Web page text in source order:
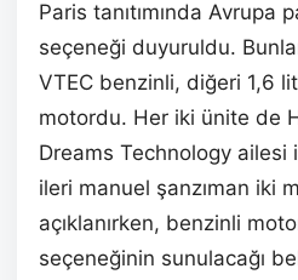
Paris tanıtımında Avrupa
seçeneği duyuruldu.
VTEC benzinli, diğeri 1,6
motordu. Her iki ünite de
Dreams Technology ailesi
ileri manuel şanzıman iki
açıklanırken, benzinli
seçeneğinin sunulacağı